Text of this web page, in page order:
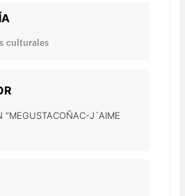
culturales
“MEGUSTACOÑAC-J´AIME